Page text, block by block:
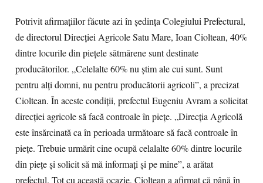
Potrivit afirmaţiilor făcute azi în şedinţa Colegiului Prefectural,
de directorul Direcţiei Agricole Satu Mare, Ioan Cioltean, 40%
dintre locurile din pieţele sătmărene sunt destinate
producătorilor. „Celelalte 60% nu ştim ale cui sunt. Sunt
pentru alţi domni, nu pentru producătorii agricoli”, a precizat
Cioltean. În aceste condiţii, prefectul Eugeniu Avram a solicitat
direcţiei agricole să facă controale în pieţe. „Direcţia Agricolă
este însărcinată ca în perioada următoare să facă controale în
pieţe. Trebuie urmărit cine ocupă celalalte 60% dintre locurile
din pieţe şi solicit să mă informaţi şi pe mine”, a arătat
prefectul. Tot cu această ocazie, Cioltean a afirmat că până în